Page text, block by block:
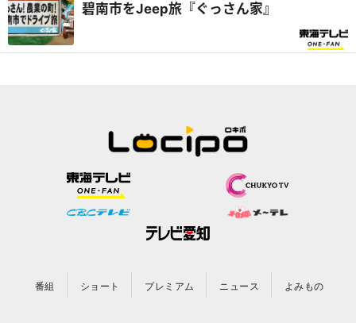
碧南市をJeep旅『ぐっさん家』
番組 ショート プレミアム ニュース よみもの